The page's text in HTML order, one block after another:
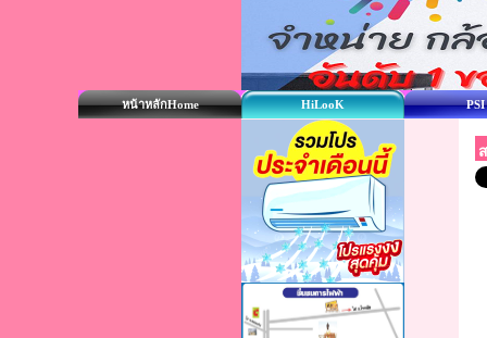
หน้าหลักHome HiLooK